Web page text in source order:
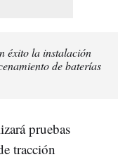
éxito la instalación
de baterías
pruebas
tracción